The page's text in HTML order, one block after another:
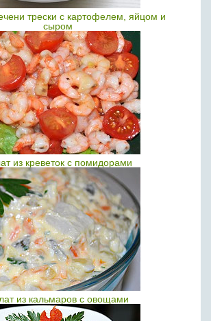
трески с картофелем, яйцом и
сыром
из креветок с помидорами
из кальмаров с овощами